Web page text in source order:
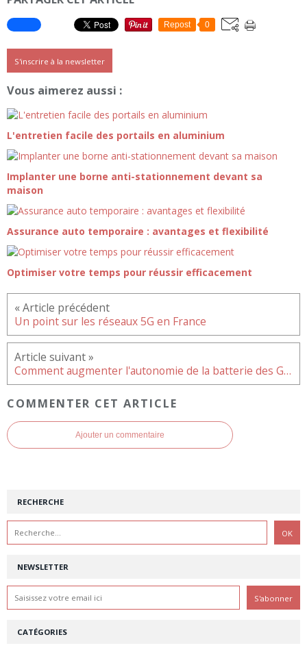
Repost 0
S'inscrire à la newsletter
Vous aimerez aussi :
L'entretien facile des portails en aluminium
Implanter une borne anti-stationnement devant sa
maison
Assurance auto temporaire : avantages et flexibilité
Optimiser votre temps pour réussir efficacement
Un point sur les réseaux 5G en France
Comment augmenter l'autonomie de la batterie des Galaxy S9 et S9 Plus ?
COMMENTER CET ARTICLE
Ajouter un commentaire
NEWSLETTER
RECHERCHE
CATÉGORIES